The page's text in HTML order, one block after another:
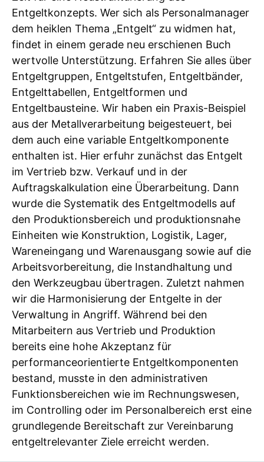
Entgeltkonzepts. Wer sich als Personalmanager
dem heiklen Thema „Entgelt“ zu widmen hat,
findet in einem gerade neu erschienen Buch
wertvolle Unterstützung. Erfahren Sie alles über
Entgeltgruppen, Entgeltstufen, Entgeltbänder,
Entgelttabellen, Entgeltformen und
Entgeltbausteine. Wir haben ein Praxis-Beispiel
aus der Metallverarbeitung beigesteuert, bei
dem auch eine variable Entgeltkomponente
enthalten ist. Hier erfuhr zunächst das Entgelt
im Vertrieb bzw. Verkauf und in der
Auftragskalkulation eine Überarbeitung. Dann
wurde die Systematik des Entgeltmodells auf
den Produktionsbereich und produktionsnahe
Einheiten wie Konstruktion, Logistik, Lager,
Wareneingang und Warenausgang sowie auf die
Arbeitsvorbereitung, die Instandhaltung und
den Werkzeugbau übertragen. Zuletzt nahmen
wir die Harmonisierung der Entgelte in der
Verwaltung in Angriff. Während bei den
Mitarbeitern aus Vertrieb und Produktion
bereits eine hohe Akzeptanz für
performanceorientierte Entgeltkomponenten
bestand, musste in den administrativen
Funktionsbereichen wie im Rechnungswesen,
im Controlling oder im Personalbereich erst eine
grundlegende Bereitschaft zur Vereinbarung
entgeltrelevanter Ziele erreicht werden.